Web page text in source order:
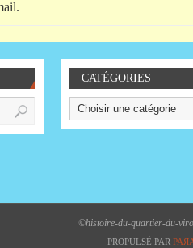
CATÉGORIES
©histoire-du-quartier-du-
PROPULSÉ PAR